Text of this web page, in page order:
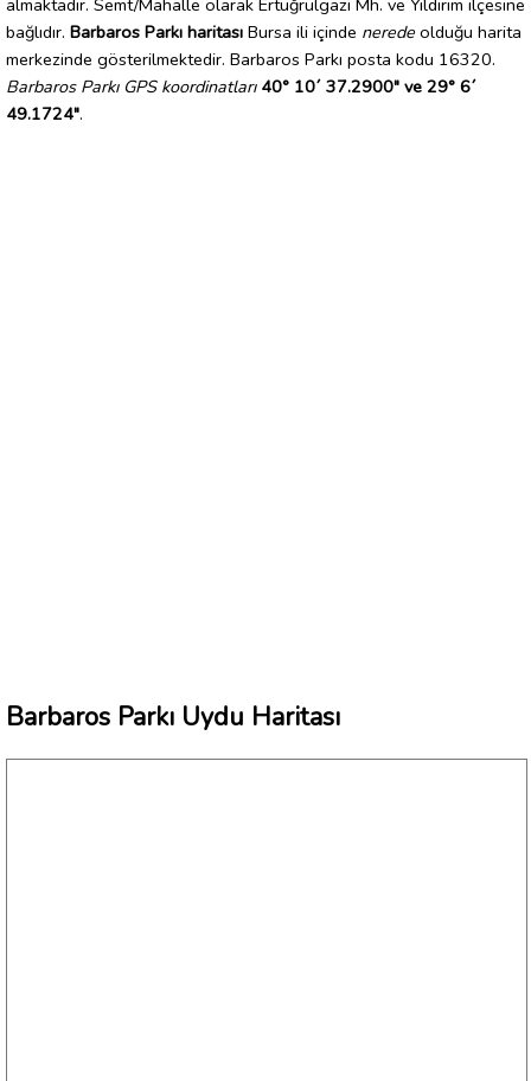
bağlıdır. Barbaros Parkı haritası Bursa ili içinde nerede olduğu harita
merkezinde gösterilmektedir. Barbaros Parkı posta kodu 16320.
Barbaros Parkı GPS koordinatları 40° 10´ 37.2900" ve 29° 6´
49.1724".
Barbaros Parkı Uydu Haritası